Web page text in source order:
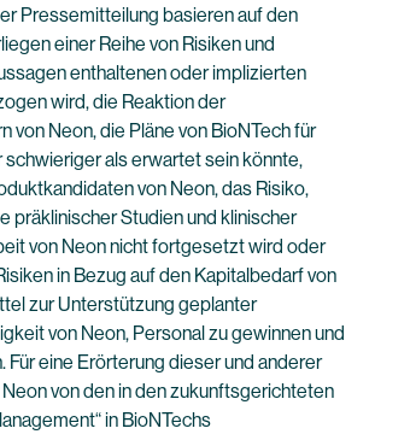
Pressemitteilung basieren auf den
einer Reihe von Risiken und
enthaltenen oder implizierten
wird, die Reaktion der
Neon, die Pläne von BioNTech für
als erwartet sein könnte,
von Neon, das Risiko,
präklinischer Studien und klinischer
von Neon nicht fortgesetzt wird oder
in Bezug auf den Kapitalbedarf von
zur Unterstützung geplanter
von Neon, Personal zu gewinnen und
Für eine Erörterung dieser und anderer
von den in den zukunftsgerichteten
in BioNTechs